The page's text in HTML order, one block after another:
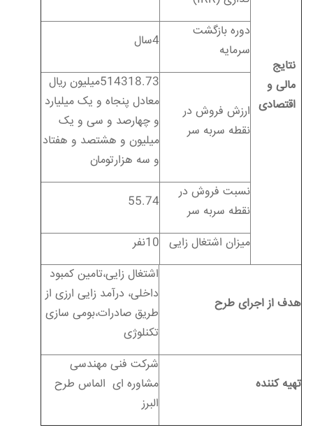
نتایج
مالی و
اقتصادی
دوره بازگشت
سرمایه
4سال
ارزش فروش در
نقطه سربه سر
514318.73میلیون ریال
معادل پنجاه و یک میلیارد
و چهارصد و سی و یک
میلیون و هشتصد و هفتاد
و سه هزارتومان
نسبت فروش در
نقطه سربه سر
55.74
میزان اشتغال زایی 10نفر
هدف از اجرای طرح
اشتغال زایی،تامین کمبود
داخلی، درآمد زایی ارزی از
طریق صادرات،بومی سازی
تکنلوژی
تهیه کننده
شرکت فنی مهندسی
مشاوره ای الماس طرح
البرز